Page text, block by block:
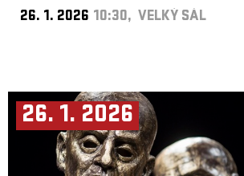
26. 1. 2026 10:30, VELKÝ SÁL
26. 1. 2026